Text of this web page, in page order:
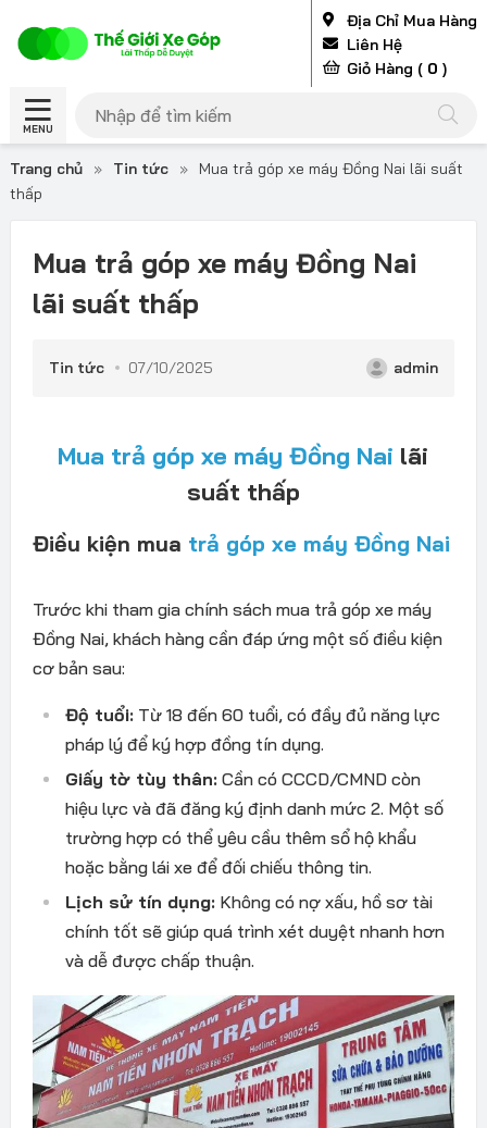
Địa Chỉ Mua Hàng
Liên Hệ
Giỏ Hàng ( 0 )
MENU
Trang chủ » Tin tức »
Mua trả góp xe máy Đồng Nai lãi suất
thấp
Mua trả góp xe máy Đồng Nai
lãi suất thấp
Tin tức 07/10/2025 admin
Mua trả góp xe máy Đồng Nai lãi
suất thấp
Điều kiện mua trả góp xe máy Đồng Nai
Trước khi tham gia chính sách mua trả góp xe máy
Đồng Nai, khách hàng cần đáp ứng một số điều kiện
cơ bản sau:
Độ tuổi:Từ 18 đến 60 tuổi, có đầy đủ năng lực
pháp lý để ký hợp đồng tín dụng.
Giấy tờ tùy thân:Cần có CCCD/CMND còn
hiệu lực và đã đăng ký định danh mức 2. Một số
trường hợp có thể yêu cầu thêm sổ hộ khẩu
hoặc bằng lái xe để đối chiếu thông tin.
Lịch sử tín dụng:Không có nợ xấu, hồ sơ tài
chính tốt sẽ giúp quá trình xét duyệt nhanh hơn
và dễ được chấp thuận.